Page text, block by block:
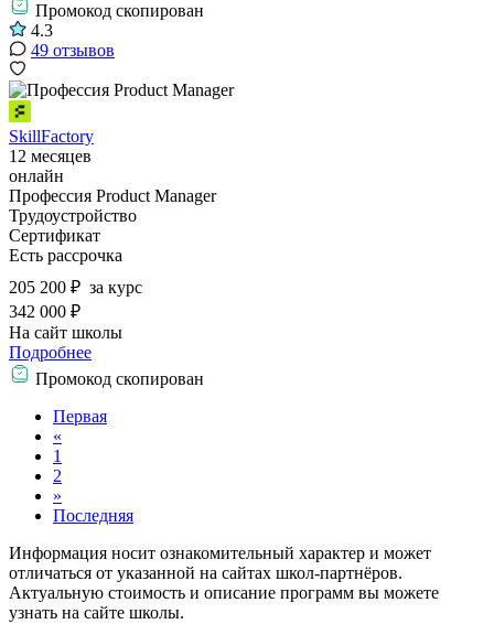
Промокод скопирован
4.3
49 отзывов
SkillFactory
12 месяцев
онлайн
Профессия Product Manager
Трудоустройство
Сертификат
Есть рассрочка
205 200 ₽ за курс
342 000 ₽
На сайт школы
Подробнее
Промокод скопирован
Первая
«
1
2
»
Последняя
Информация носит ознакомительный характер и может
отличаться от указанной на сайтах школ-партнёров.
Актуальную стоимость и описание программ вы можете
узнать на сайте школы.